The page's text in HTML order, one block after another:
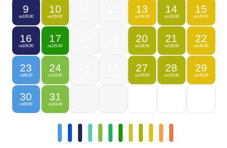
9
R$109,90
10
R$139,90
13
R$149,90
14
R$139,90
15
R$149,90
16
R$109,90
17
R$129,90
20
R$139,90
21
R$139,90
22
R$149,90
23
R$99,90
24
R$119,90
27
R$139,90
28
R$139,90
29
R$149,90
30
R$99,90
31
R$119,90